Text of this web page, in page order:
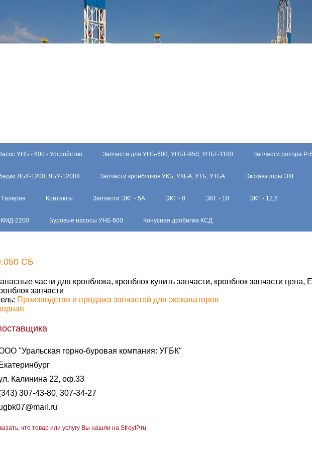
УНБ - 600 - Устройство Запчасти для УНБ-600, УНБТ-950, УНБТ-1180 Запчасти ротора Р-
ЛБУ-1200, ЛБУ-1200К Запчасти кронблоков УКБ, УКБА, УТБ, УТБА Экскаваторы ЭКГ
Галерея Контакты Запчасти ЭКГ - 5А ЭКГ - 8 ЭКГ - 10 ЭКГ - 12,5
2200 Буровые насосы УНБ 600 Конусная дробилка КСД
СБ
части для кронблока, кронблок купить запчасти, кронблок запчасти цена,
запчасти
Производство и продажа запчастей для экскаваторов
"Уральская горно-буровая компания: УГБК"
Екатеринбург
Калинина 22, оф.33
307-43-80, 307-34-27
что товар или услугу Вы нашли на StroyIP.ru